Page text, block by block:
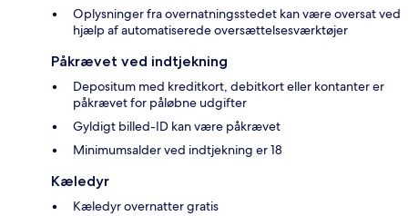
Oplysninger fra overnatningsstedet kan være oversat ved
hjælp af automatiserede oversættelsesværktøjer
Påkrævet ved indtjekning
Depositum med kreditkort, debitkort eller kontanter er
påkrævet for påløbne udgifter
Gyldigt billed-ID kan være påkrævet
Minimumsalder ved indtjekning er 18
Kæledyr
Kæledyr overnatter gratis